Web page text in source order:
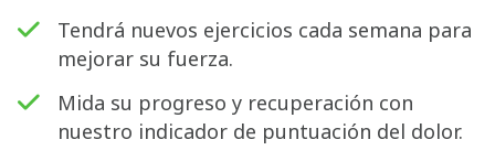
Tendrá nuevos ejercicios cada semana para
mejorar su fuerza.
Mida su progreso y recuperación con
nuestro indicador de puntuación del dolor.